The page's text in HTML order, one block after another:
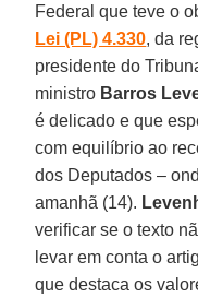
Federal que teve o
Lei (PL) 4.330, da
presidente do
ministro Barros
é delicado e que
com equilíbrio ao
dos Deputados –
amanhã (14).
verificar se o texto
levar em conta o
que destaca os